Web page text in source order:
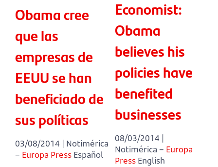
Obama cree
que las
empresas de
EEUU se han
beneficiado de
sus políticas
03/08/2014 | Notimérica
– Europa Press Español
Economist:
Obama
believes his
policies have
benefited
businesses
08/03/2014 |
Notimérica – Europa
Press English